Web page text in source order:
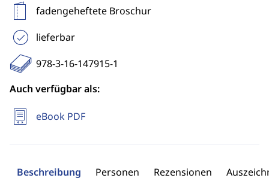
fadengeheftete Broschur
lieferbar
978-3-16-147915-1
Auch verfügbar als:
eBook PDF
Beschreibung Personen Rezensionen